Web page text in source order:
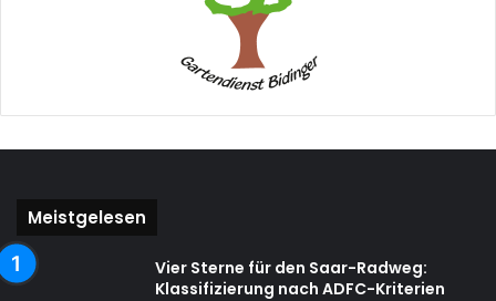
Meistgelesen
Vier Sterne für den Saar-Radweg:
Klassifizierung nach ADFC-Kriterien